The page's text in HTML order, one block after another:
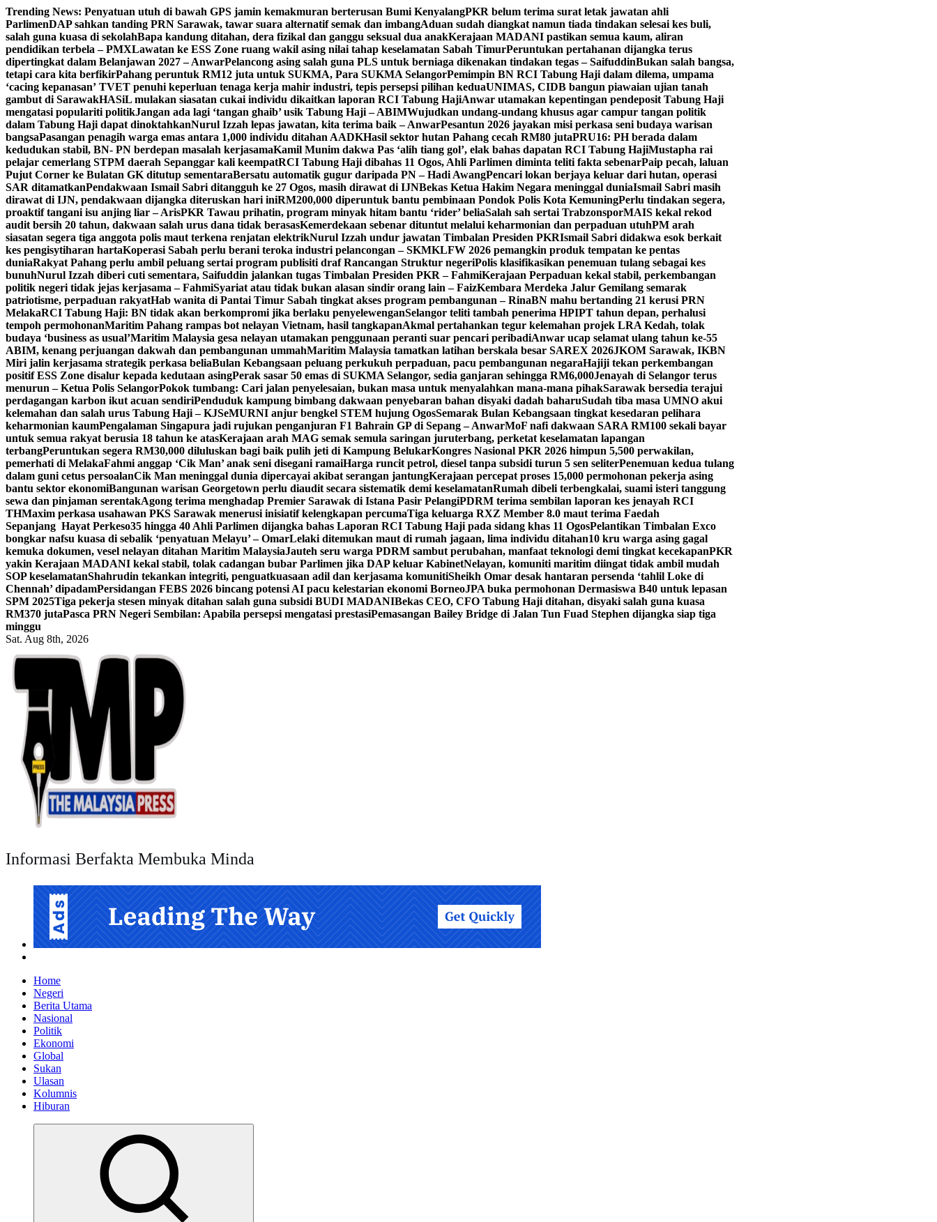
Skip
to
content
Trending News: Penyatuan utuh di bawah GPS jamin kemakmuran berterusan Bumi KenyalangPKR belum terima surat letak jawatan ahli
ParlimenDAP sahkan tanding PRN Sarawak, tawar suara alternatif semak dan imbangAduan sudah diangkat namun tiada tindakan selesai kes buli,
salah guna kuasa di sekolahBapa kandung ditahan, dera fizikal dan ganggu seksual dua anakKerajaan MADANI pastikan semua kaum, aliran
pendidikan terbela – PMXLawatan ke ESS Zone ruang wakil asing nilai tahap keselamatan Sabah TimurPeruntukan pertahanan dijangka terus
dipertingkat dalam Belanjawan 2027 – AnwarPelancong asing salah guna PLS untuk berniaga dikenakan tindakan tegas – SaifuddinBukan salah bangsa,
tetapi cara kita berfikirPahang peruntuk RM12 juta untuk SUKMA, Para SUKMA SelangorPemimpin BN RCI Tabung Haji dalam dilema, umpama
‘cacing kepanasan’ TVET penuhi keperluan tenaga kerja mahir industri, tepis persepsi pilihan keduaUNIMAS, CIDB bangun piawaian ujian tanah
gambut di SarawakHASiL mulakan siasatan cukai individu dikaitkan laporan RCI Tabung HajiAnwar utamakan kepentingan pendeposit Tabung Haji
mengatasi populariti politikJangan ada lagi ‘tangan ghaib’ usik Tabung Haji – ABIMWujudkan undang-undang khusus agar campur tangan politik
dalam Tabung Haji dapat dinoktahkanNurul Izzah lepas jawatan, kita terima baik – AnwarPesantun 2026 jayakan misi perkasa seni budaya warisan
bangsaPasangan penagih warga emas antara 1,000 individu ditahan AADKHasil sektor hutan Pahang cecah RM80 jutaPRU16: PH berada dalam
kedudukan stabil, BN- PN berdepan masalah kerjasamaKamil Munim dakwa Pas ‘alih tiang gol’, elak bahas dapatan RCI Tabung HajiMustapha rai
pelajar cemerlang STPM daerah Sepanggar kali keempatRCI Tabung Haji dibahas 11 Ogos, Ahli Parlimen diminta teliti fakta sebenarPaip pecah, laluan
Pujut Corner ke Bulatan GK ditutup sementaraBersatu automatik gugur daripada PN – Hadi AwangPencari lokan berjaya keluar dari hutan, operasi
SAR ditamatkanPendakwaan Ismail Sabri ditangguh ke 27 Ogos, masih dirawat di IJNBekas Ketua Hakim Negara meninggal duniaIsmail Sabri masih
dirawat di IJN, pendakwaan dijangka diteruskan hari iniRM200,000 diperuntuk bantu pembinaan Pondok Polis Kota KemuningPerlu tindakan segera,
proaktif tangani isu anjing liar – ArisPKR Tawau prihatin, program minyak hitam bantu ‘rider’ beliaSalah sah sertai TrabzonsporMAIS kekal rekod
audit bersih 20 tahun, dakwaan salah urus dana tidak berasasKemerdekaan sebenar dituntut melalui keharmonian dan perpaduan utuhPM arah
siasatan segera tiga anggota polis maut terkena renjatan elektrikNurul Izzah undur jawatan Timbalan Presiden PKRIsmail Sabri didakwa esok berkait
kes pengisytiharan hartaKoperasi Sabah perlu berani teroka industri pelancongan – SKMKLFW 2026 pemangkin produk tempatan ke pentas
duniaRakyat Pahang perlu ambil peluang sertai program publisiti draf Rancangan Struktur negeriPolis klasifikasikan penemuan tulang sebagai kes
bunuhNurul Izzah diberi cuti sementara, Saifuddin jalankan tugas Timbalan Presiden PKR – FahmiKerajaan Perpaduan kekal stabil, perkembangan
politik negeri tidak jejas kerjasama – FahmiSyariat atau tidak bukan alasan sindir orang lain – FaizKembara Merdeka Jalur Gemilang semarak
patriotisme, perpaduan rakyatHab wanita di Pantai Timur Sabah tingkat akses program pembangunan – RinaBN mahu bertanding 21 kerusi PRN
MelakaRCI Tabung Haji: BN tidak akan berkompromi jika berlaku penyelewenganSelangor teliti tambah penerima HPIPT tahun depan, perhalusi
tempoh permohonanMaritim Pahang rampas bot nelayan Vietnam, hasil tangkapanAkmal pertahankan tegur kelemahan projek LRA Kedah, tolak
budaya ‘business as usual’Maritim Malaysia gesa nelayan utamakan penggunaan peranti suar pencari peribadiAnwar ucap selamat ulang tahun ke-55
ABIM, kenang perjuangan dakwah dan pembangunan ummahMaritim Malaysia tamatkan latihan berskala besar SAREX 2026JKOM Sarawak, IKBN
Miri jalin kerjasama strategik perkasa beliaBulan Kebangsaan peluang perkukuh perpaduan, pacu pembangunan negaraHajiji tekan perkembangan
positif ESS Zone disalur kepada kedutaan asingPerak sasar 50 emas di SUKMA Selangor, sedia ganjaran sehingga RM6,000Jenayah di Selangor terus
menurun – Ketua Polis SelangorPokok tumbang: Cari jalan penyelesaian, bukan masa untuk menyalahkan mana-mana pihakSarawak bersedia terajui
perdagangan karbon ikut acuan sendiriPenduduk kampung bimbang dakwaan penyebaran bahan disyaki dadah baharuSudah tiba masa UMNO akui
kelemahan dan salah urus Tabung Haji – KJSeMURNI anjur bengkel STEM hujung OgosSemarak Bulan Kebangsaan tingkat kesedaran pelihara
keharmonian kaumPengalaman Singapura jadi rujukan penganjuran F1 Bahrain GP di Sepang – AnwarMoF nafi dakwaan SARA RM100 sekali bayar
untuk semua rakyat berusia 18 tahun ke atasKerajaan arah MAG semak semula saringan juruterbang, perketat keselamatan lapangan
terbangPeruntukan segera RM30,000 diluluskan bagi baik pulih jeti di Kampung BelukarKongres Nasional PKR 2026 himpun 5,500 perwakilan,
pemerhati di MelakaFahmi anggap ‘Cik Man’ anak seni disegani ramaiHarga runcit petrol, diesel tanpa subsidi turun 5 sen seliterPenemuan kedua tulang
dalam guni cetus persoalanCik Man meninggal dunia dipercayai akibat serangan jantungKerajaan percepat proses 15,000 permohonan pekerja asing
bantu sektor ekonomiBangunan warisan Georgetown perlu diaudit secara sistematik demi keselamatanRumah dibeli terbengkalai, suami isteri tanggung
sewa dan pinjaman serentakAgong terima menghadap Premier Sarawak di Istana Pasir PelangiPDRM terima sembilan laporan kes jenayah RCI
THMaxim perkasa usahawan PKS Sarawak menerusi inisiatif kelengkapan percumaTiga keluarga RXZ Member 8.0 maut terima Faedah
Sepanjang Hayat Perkeso35 hingga 40 Ahli Parlimen dijangka bahas Laporan RCI Tabung Haji pada sidang khas 11 OgosPelantikan Timbalan Exco
bongkar nafsu kuasa di sebalik ‘penyatuan Melayu’ – OmarLelaki ditemukan maut di rumah jagaan, lima individu ditahan10 kru warga asing gagal
kemuka dokumen, vesel nelayan ditahan Maritim MalaysiaJauteh seru warga PDRM sambut perubahan, manfaat teknologi demi tingkat kecekapanPKR
yakin Kerajaan MADANI kekal stabil, tolak cadangan bubar Parlimen jika DAP keluar KabinetNelayan, komuniti maritim diingat tidak ambil mudah
SOP keselamatanShahrudin tekankan integriti, penguatkuasaan adil dan kerjasama komunitiSheikh Omar desak hantaran persenda ‘tahlil Loke di
Chennah’ dipadamPersidangan FEBS 2026 bincang potensi AI pacu kelestarian ekonomi BorneoJPA buka permohonan Dermasiswa B40 untuk lepasan
SPM 2025Tiga pekerja stesen minyak ditahan salah guna subsidi BUDI MADANIBekas CEO, CFO Tabung Haji ditahan, disyaki salah guna kuasa
RM370 jutaPasca PRN Negeri Sembilan: Apabila persepsi mengatasi prestasiPemasangan Bailey Bridge di Jalan Tun Fuad Stephen dijangka siap tiga
minggu
Sat. Aug 8th, 2026
Informasi Berfakta Membuka Minda
Home
Negeri
Berita Utama
Nasional
Politik
Ekonomi
Global
Sukan
Ulasan
Kolumnis
Hiburan